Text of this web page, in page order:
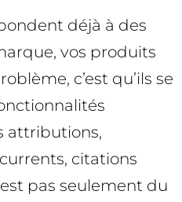
déjà à des
vos produits
c’est qu’ils se
attributions,
citations
pas seulement du